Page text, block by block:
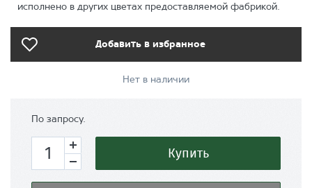
исполнено в других цветах предоставляемой фабрикой.
Добавить в избранное
Нет в наличии
По запросу.
Купить